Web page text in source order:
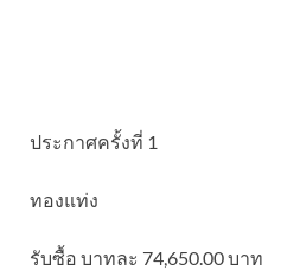
ประกาศครั้งที่ 1
ทองแท่ง
รับซื้อ บาทละ 74,650.00 บาท